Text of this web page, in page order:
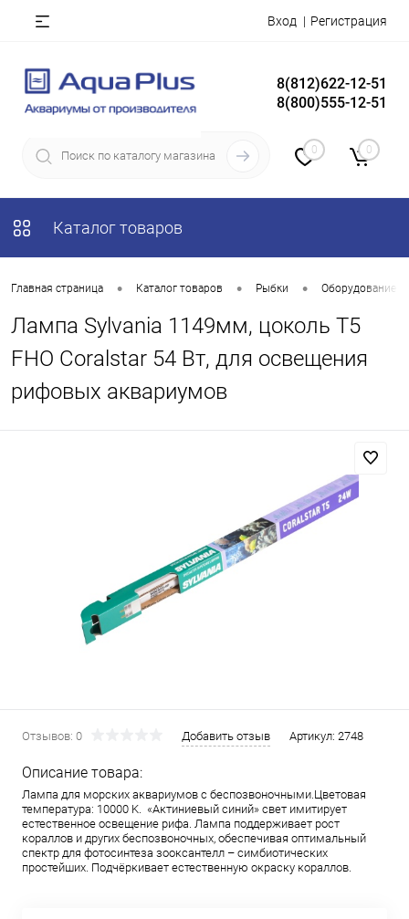
Вход Регистрация
8(812)622-12-51
8(800)555-12-51
0 0
Каталог товаров
Главная страница • Каталог товаров • Рыбки • Оборудование
Лампа Sylvania 1149мм, цоколь Т5
FHO Coralstar 54 Вт, для освещения
рифовых аквариумов
Отзывов: 0 Добавить отзыв Артикул: 2748
Описание товара:
Лампа для морских аквариумов с беспозвоночными.Цветовая
температура: 10000 K. «Актиниевый синий» свет имитирует
естественное освещение рифа. Лампа поддерживает рост
кораллов и других беспозвоночных, обеспечивая оптимальный
спектр для фотосинтеза зооксантелл – симбиотических
простейших. Подчёркивает естественную окраску кораллов.